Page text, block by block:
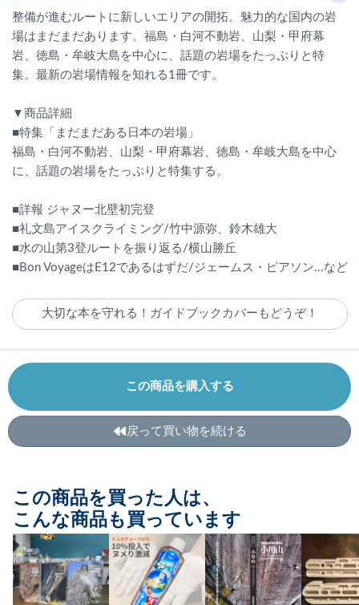
整備が進むルートに新しいエリアの開拓。魅力的な国内の岩
場はまだまだあります。福島・白河不動岩、山梨・甲府幕
岩、徳島・牟岐大島を中心に、話題の岩場をたっぷりと特
集。最新の岩場情報を知れる1冊です。
▼商品詳細
■特集「まだまだある日本の岩場」
福島・白河不動岩、山梨・甲府幕岩、徳島・牟岐大島を中心
に、話題の岩場をたっぷりと特集する。
■詳報 ジャヌー北壁初完登
■礼文島アイスクライミング/竹中源弥、鈴木雄大
■水の山第3登ルートを振り返る/横山勝丘
■Bon VoyageはE12であるはずだ/ジェームス・ピアソン...など
大切な本を守れる！ガイドブックカバーもどうぞ！
この商品を購入する
戻って買い物を続ける
この商品を買った人は、
こんな商品も買っています